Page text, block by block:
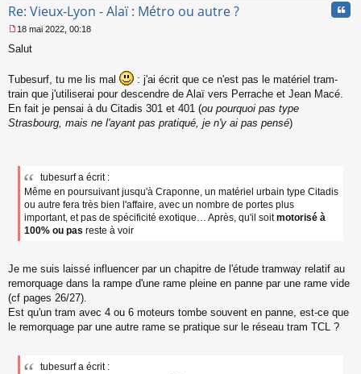
Re: Vieux-Lyon - Alaï : Métro ou autre ?
e
s
a
g
e
n
18 mai 2022, 00:18
Salut
Tubesurf, tu me lis mal
: j'ai écrit que ce n'est pas le matériel tram-
train que j'utiliserai pour descendre de Alaï vers Perrache et Jean Macé.
En fait je pensai à du Citadis 301 et 401 (ou pourquoi pas type
Strasbourg, mais ne l'ayant pas pratiqué, je n'y ai pas pensé)
tubesurf a écrit :
Même en poursuivant jusqu'à Craponne, un matériel urbain type Citadis
ou autre fera très bien l'affaire, avec un nombre de portes plus
important, et pas de spécificité exotique… Après, qu'il soitmotorisé à
100% ou pas reste à voir
Je me suis laissé influencer par un chapitre de l'étude tramway relatif au
remorquage dans la rampe d'une rame pleine en panne par une rame vide
(cf pages 26/27).
Est qu'un tram avec 4 ou 6 moteurs tombe souvent en panne, est-ce que
le remorquage par une autre rame se pratique sur le réseau tram TCL ?
tubesurf a écrit :